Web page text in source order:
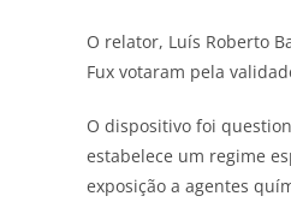
O relator, Luís Roberto
Fux votaram pela
O dispositivo foi
estabelece um regime
exposição a agentes